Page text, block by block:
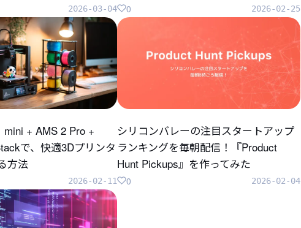
2026-03-04 2026-02-25
0
mini + AMS 2 Pro +
で、快適3Dプリンタ
方法
2026-02-11
シリコンバレーの注目スタートアップ
ランキングを毎朝配信！『Product
Hunt Pickups』を作ってみた
2026-02-04
0